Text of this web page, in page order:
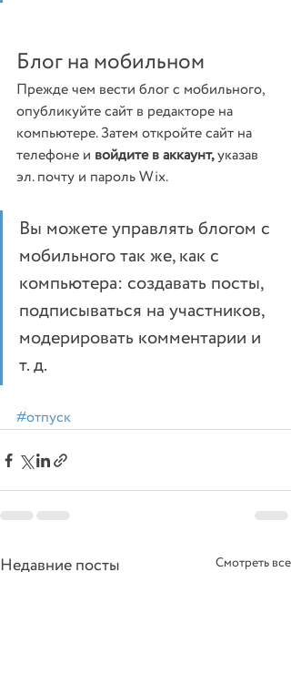
Блог на мобильном
Прежде чем вести блог с мобильного,
опубликуйте сайт в редакторе на
компьютере. Затем откройте сайт на
телефоне и войдите в аккаунт, указав
эл. почту и пароль Wix.
Вы можете управлять блогом с
мобильного так же, как с
компьютера: создавать посты,
подписываться на участников,
модерировать комментарии и
т. д.
#отпуск
Недавние посты Смотреть все